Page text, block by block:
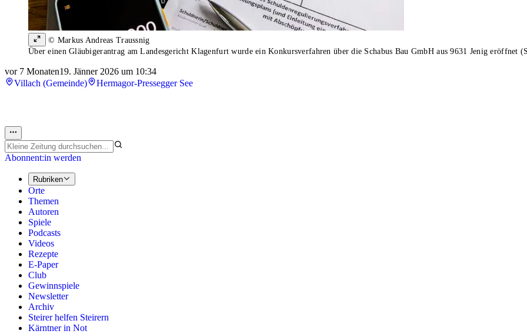
© Markus Andreas Traussnig
Über einen Gläubigerantrag am Landesgericht Klagenfurt wurde ein Konkursverfahren über die Schabus Bau GmbH aus 9631 Jenig eröffnet
vor 7 Monaten19. Jänner 2026 um 10:34
Villach (Gemeinde)
Hermagor-Pressegger See
Abonnent:in werden
Rubriken
Orte
Themen
Autoren
Spiele
Podcasts
Videos
Rezepte
E-Paper
Club
Gewinnspiele
Newsletter
Archiv
Steirer helfen Steirern
Kärntner in Not